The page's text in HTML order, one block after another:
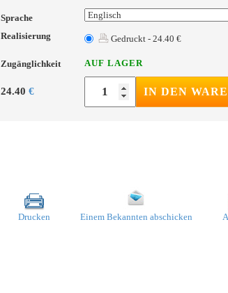
Sprache
Realisierung
Gedruckt - 24.40 €
Zugänglichkeit AUF LAGER
24.40 € IN DEN
Drucken Einem Bekannten abschicken